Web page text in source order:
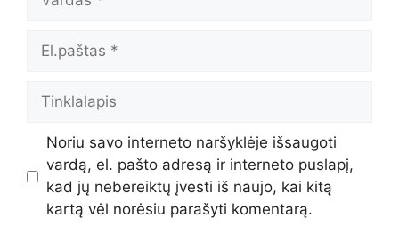
El.paštas
Tinklalapis
Noriu savo interneto naršyklėje išsaugoti
vardą, el. pašto adresą ir interneto puslapį,
kad jų nebereiktų įvesti iš naujo, kai kitą
kartą vėl norėsiu parašyti komentarą.